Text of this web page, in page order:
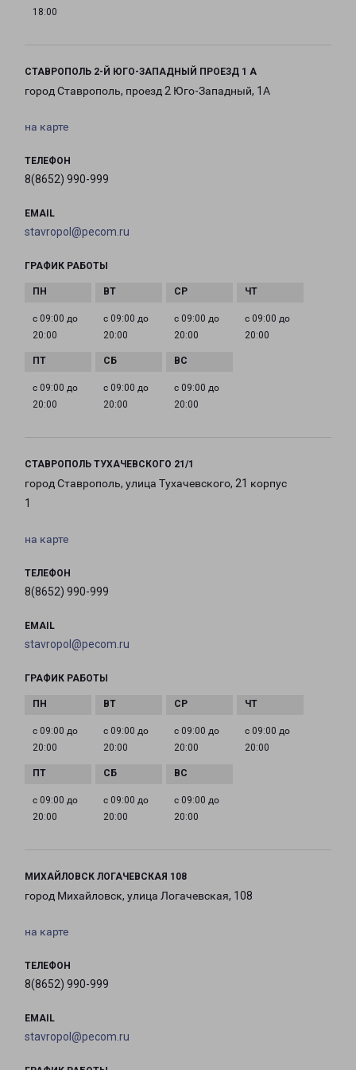
18:00
СТАВРОПОЛЬ 2-Й ЮГО-ЗАПАДНЫЙ ПРОЕЗД 1 А
город Ставрополь, проезд 2 Юго-Западный, 1А
на карте
ТЕЛЕФОН
8(8652) 990-999
EMAIL
stavropol@pecom.ru
ГРАФИК РАБОТЫ
с 09:00 до
20:00
с 09:00 до
20:00
с 09:00 до
20:00
с 09:00 до
20:00
с 09:00 до
20:00
с 09:00 до
20:00
с 09:00 до
20:00
СТАВРОПОЛЬ ТУХАЧЕВСКОГО 21/1
город Ставрополь, улица Тухачевского, 21 корпус
1
на карте
ТЕЛЕФОН
8(8652) 990-999
EMAIL
stavropol@pecom.ru
ГРАФИК РАБОТЫ
с 09:00 до
20:00
с 09:00 до
20:00
с 09:00 до
20:00
с 09:00 до
20:00
с 09:00 до
20:00
с 09:00 до
20:00
с 09:00 до
20:00
МИХАЙЛОВСК ЛОГАЧЕВСКАЯ 108
город Михайловск, улица Логачевская, 108
на карте
ТЕЛЕФОН
8(8652) 990-999
EMAIL
stavropol@pecom.ru